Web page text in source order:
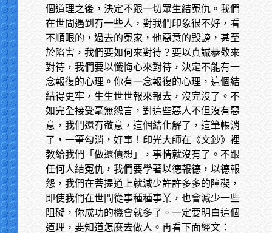
個道理之後，決定不跟一切眾生結冤仇。我們
在世間遇到有一些人，對我們印象很不好，看
不順眼的，過去的冤家，他惡意的毀謗，甚至
於陷害，我們要如何來對待？要以真誠恭敬來
對待，我們要以懺悔心來對待，決定不能有一
念報復的心理。你有一念報復的心理，這個結
結得更牢，生生世世報來報去，沒完沒了。不
如完全接受毫無怨言，對這些惡人不但沒有惡
意，我們還有敬意，這個結化解了，這筆帳消
了，一筆勾消，好事！印光大師在《文鈔》裡
教給我們「做還債想」，事情就沒有了。不跟
任何人結冤仇，我們要學著以德報德，以德報
怨，我們在菩提道上就減少許許多多的障礙，
即使我們在世間從事種種事業，也會減少一些
阻礙，你成功的機會就多了。一定要明白這個
道理，要知道怎麼去做人。再看下面經文：